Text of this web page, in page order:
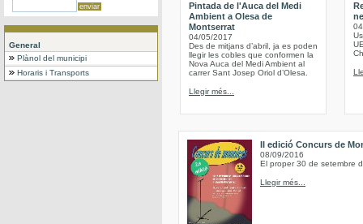
General
Plànol del municipi
Horaris i Transports
Pintada de l'Auca del Medi
Ambient a Olesa de
Montserrat
04/05/2017
Des de mitjans d’abril, ja es poden
llegir les cobles que conformen la
Nova Auca del Medi Ambient al
carrer Sant Josep Oriol d’Olesa.
Llegir més...
II edició Concurs de
08/09/2016
El proper 30 de setembre
Llegir més...